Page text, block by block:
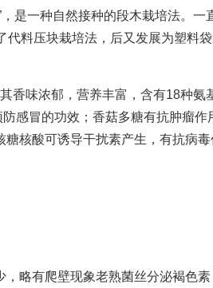
，是一种自然接种的段木栽培法。
代料压块栽培法，后又发展为塑料
香味浓郁，营养丰富，含有18种
感冒的功效；香菇多糖有抗肿瘤
核酸可诱导干扰素产生，有抗病
，略有爬壁现象 老熟菌丝分泌褐色